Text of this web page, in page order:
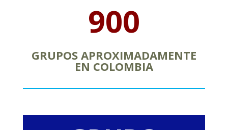
900
GRUPOS APROXIMADAMENTE
EN COLOMBIA